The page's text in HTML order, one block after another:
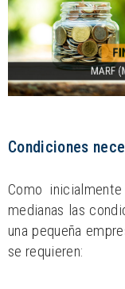
Condiciones
Como
medianas las
una pequeña
se requieren: